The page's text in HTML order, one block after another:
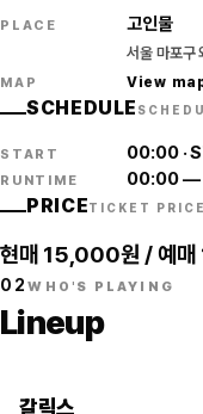
PLACE 고인물
서울 마포
MAP View
SCHEDULE
START 00:00·
RUNTIME 00:00—
PRICETICKET PRICE
현매 15,000원 / 예
02WHO'S PLAYING
Lineup
갈릭스